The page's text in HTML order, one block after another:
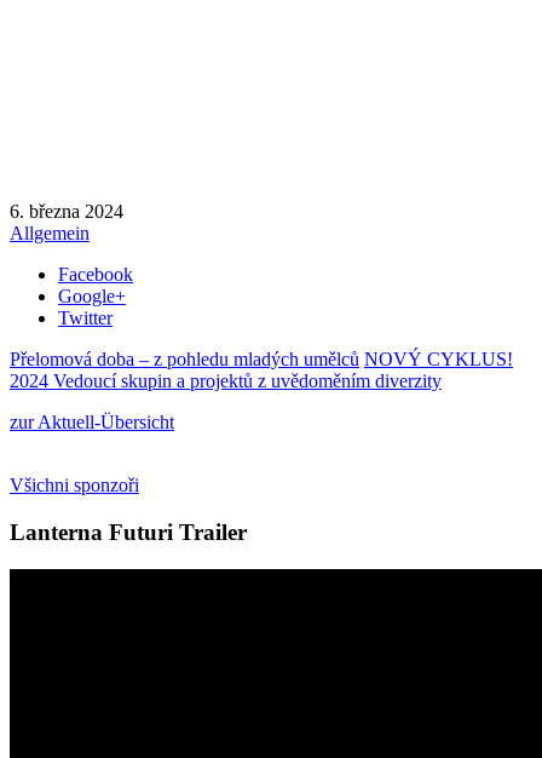
6. března 2024
Allgemein
Facebook
Google+
Twitter
Přelomová doba – z pohledu mladých umělců NOVÝ CYKLUS!
2024 Vedoucí skupin a projektů z uvědoměním diverzity
zur Aktuell-Übersicht
Všichni sponzoři
Lanterna Futuri Trailer